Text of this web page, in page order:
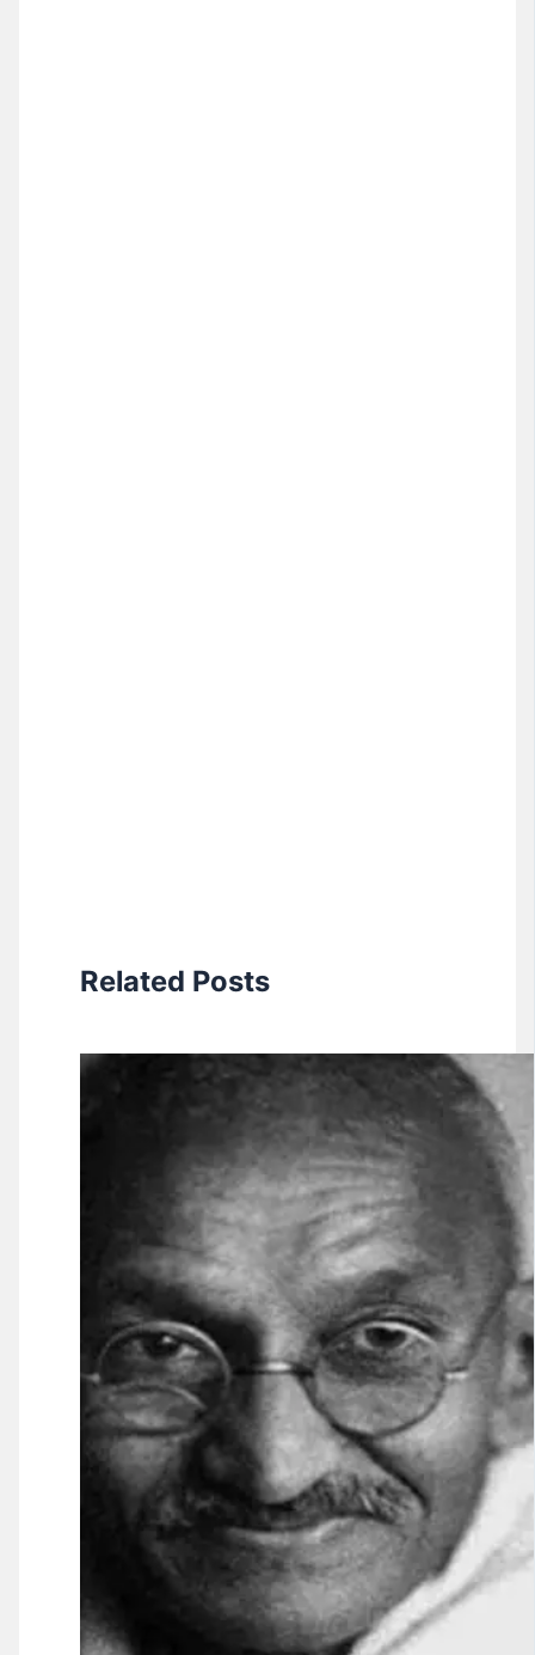
Related Posts